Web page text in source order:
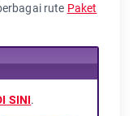
rute Paket
SINI.